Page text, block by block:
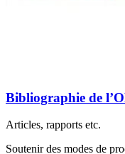
Bibliographie de
Articles, rapports etc.
Soutenir des modes de